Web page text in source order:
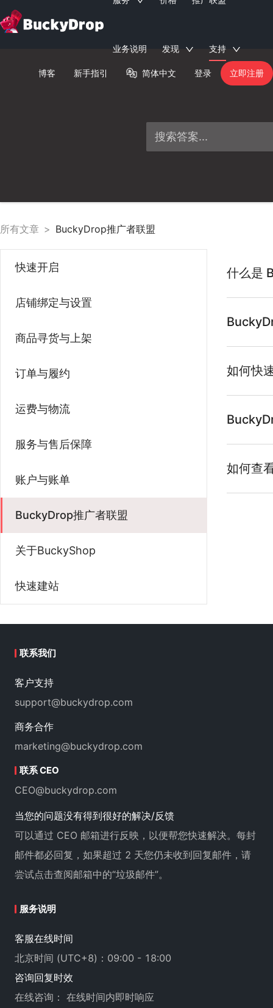
业务说明 发现 支持
博客 新手指引 简体中文 登录 立即注册
所有文章 > BuckyDrop推广者联盟
快速开启
店铺绑定与设置
商品寻货与上架
订单与履约
运费与物流
服务与售后保障
账户与账单
BuckyDrop推广者联盟
关于BuckyShop
快速建站
什么是
如何快
如何查
联系我们
客户支持
support@buckydrop.com
商务合作
marketing@buckydrop.com
联系 CEO
CEO@buckydrop.com
当您的问题没有得到很好的解决/反馈
可以通过 CEO 邮箱进行反映，以便帮您快速解决。每封
邮件都必回复，如果超过 2 天您仍未收到回复邮件，请
尝试点击查阅邮箱中的“垃圾邮件”。
服务说明
客服在线时间
北京时间 (UTC+8)：09:00 - 18:00
咨询回复时效
在线咨询： 在线时间内即时响应